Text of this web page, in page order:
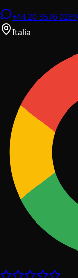
+44 20 3576 0269
Italia